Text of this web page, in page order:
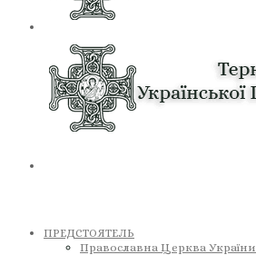
ПРЕДСТОЯТЕЛЬ
Православна Церква України